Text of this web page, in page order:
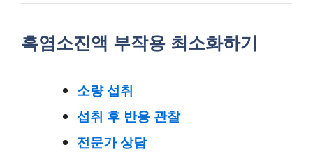
흑염소진액 부작용 최소화하기
소량 섭취
섭취 후 반응 관찰
전문가 상담